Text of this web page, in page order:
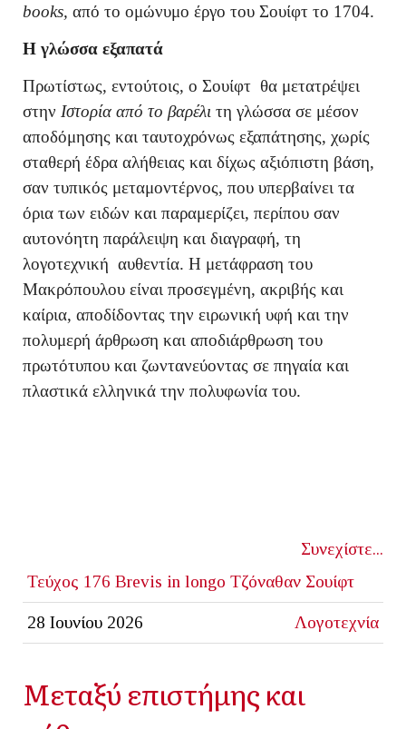
books, από το ομώνυμο έργο του Σουίφτ το 1704.
Η γλώσσα εξαπατά
Πρωτίστως, εντούτοις, ο Σουίφτ θα μετατρέψει
στην Ιστορία από το βαρέλι τη γλώσσα σε μέσον
αποδόμησης και ταυτοχρόνως εξαπάτησης, χωρίς
σταθερή έδρα αλήθειας και δίχως αξιόπιστη βάση,
σαν τυπικός μεταμοντέρνος, που υπερβαίνει τα
όρια των ειδών και παραμερίζει, περίπου σαν
αυτονόητη παράλειψη και διαγραφή, τη
λογοτεχνική αυθεντία. Η μετάφραση του
Μακρόπουλου είναι προσεγμένη, ακριβής και
καίρια, αποδίδοντας την ειρωνική υφή και την
πολυμερή άρθρωση και αποδιάρθρωση του
πρωτότυπου και ζωντανεύοντας σε πηγαία και
πλαστικά ελληνικά την πολυφωνία του.
Συνεχίστε...
Τεύχος 176 Brevis in longo Τζόναθαν Σουίφτ
28 Ιουνίου 2026 Λογοτεχνία
Μεταξύ επιστήμης και